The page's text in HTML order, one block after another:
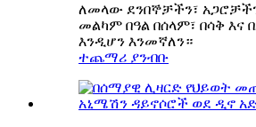
ለመላው ደንበኞቻችን፣
መልካም በዓል በሰላም፣ በሳቅ እና
እንዲሆን እንመኛለን።
ተጨማሪ ያንብቡ